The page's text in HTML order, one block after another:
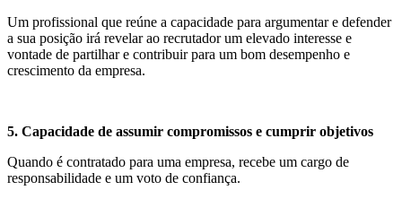
Um profissional que reúne a capacidade para argumentar e defender
a sua posição irá revelar ao recrutador um elevado interesse e
vontade de partilhar e contribuir para um bom desempenho e
crescimento da empresa.
5. Capacidade de assumir compromissos e cumprir objetivos
Quando é contratado para uma empresa, recebe um cargo de
responsabilidade e um voto de confiança.